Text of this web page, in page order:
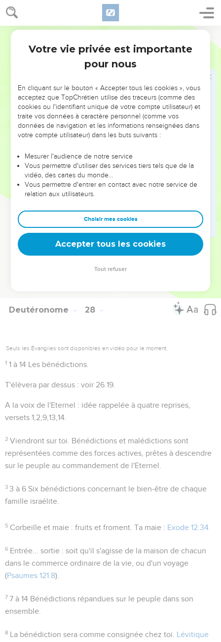
Deutéronome 27
verset 15, note. Pour le meurtre,
Celui qui frappe. Un meurtre, dont l'auteur reste ignoré.
Meurtre juridique dû à la prévarication du tribunal ;
.
Condamnation sommaire de toute violation quelconque
de la loi (Jacques 2.10). Du caractère général de cette
sentence il ressort que les onze cas qui viennent d'être cités,
le sont à titre d'exemples.
malédictions les bénédictions annoncées. Mais, comme
nous venons de le voir par les malédictions, qui ne
présentent qu'un extrait très sommaire de la loi, nous
n'avons ici que le programme abrégé de la cérémonie.
L'auteur a sans doute pensé qu'il suffisait de l'expression des
versets 12 et 13 :
béniret pourmaudire
pour
en donner l'idée complète.Josué 8.31montre que c'est bien
ainsi que la prescription a été comprise.
Deutéronome 28
Seuls les Évangiles sont disponibles en vidéo pour le moment.
1 1 à 14 Les bénédictions.
T'élèvera par dessus : voir 26.19
A la voix de l'Eternel : idée rappelée à quatre reprises,
versets 1,2,9,13,14.
2 Viendront sur toi . Bénédictions et malédictions sont
représentées comme des forces actives, prêtes à descendre
sur le peuple au commandement de l'Eternel.
3 3 à 6 Six bénédictions concernant le bien-être de chaque
famille israélite.
5 Corbeille et maie : fruits et froment.Ta maie : Exode 12.34
6 Entrée... sortie : soit qu'il s'agisse de la maison de chacun
dans le commerce ordinaire de la vie, ou d'un voyage
(Psaumes 121.8).
7 7 à 14 Bénédictions répandues sur le peuple dans son
ensemble.
8 La bénédiction sera comme consignée chez toi. Lévitique
Votre vie privée est importante
pour nous
En cliquant sur le bouton « Accepter tous les cookies », vous
acceptez que TopChrétien utilise des traceurs (comme des
cookies ou l'identifiant unique de votre compte utilisateur) et
traite vos données à caractère personnel (comme vos
données de navigation et les informations renseignées dans
votre compte utilisateur) dans les buts suivants :
Mesurer l'audience de notre service
Vous permettre d'utiliser des services tiers tels que de la
vidéo, des cartes du monde…
Vous permettre d'entrer en contact avec notre service de
relation aux utilisateurs.
Choisir mes cookies
Accepter tous les cookies
Tout refuser